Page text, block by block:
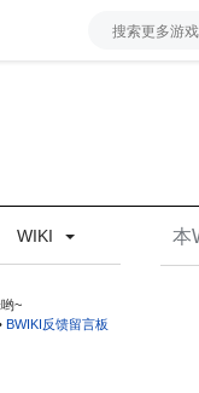
WIKI
~
BWIKI反馈留言板